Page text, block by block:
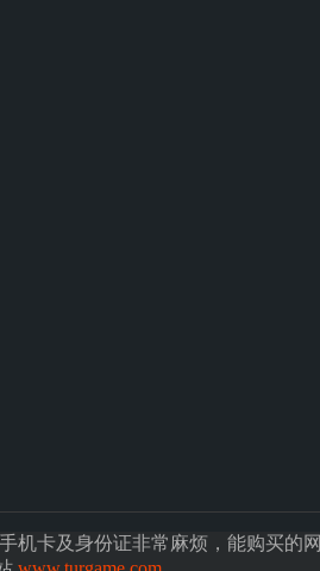
机卡及身份证非常麻烦，能购买的网